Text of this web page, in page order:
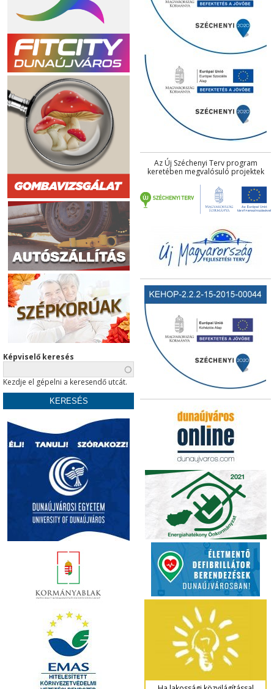
Képviselő keresés
Kezdje el gépelni a keresendő utcát.
Az Új Széchenyi Terv program
keretében megvalósuló projektek